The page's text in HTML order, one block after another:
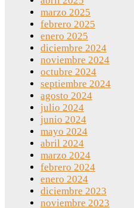
marzo 2025
febrero 2025
enero 2025
diciembre 2024
noviembre 2024
octubre 2024
septiembre 2024
agosto 2024
julio 2024
junio 2024
mayo 2024
abril 2024
marzo 2024
febrero 2024
enero 2024
diciembre 2023
noviembre 2023